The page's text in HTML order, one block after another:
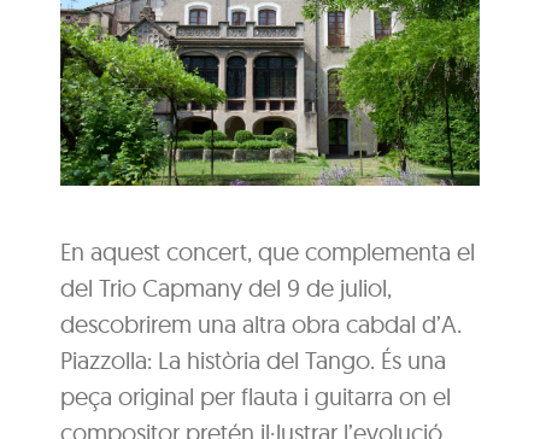
En aquest concert, que complementa el
del Trio Capmany del 9 de juliol,
descobrirem una altra obra cabdal d’A.
Piazzolla: La història del Tango. És una
peça original per flauta i guitarra on el
compositor pretén il·lustrar l’evolució